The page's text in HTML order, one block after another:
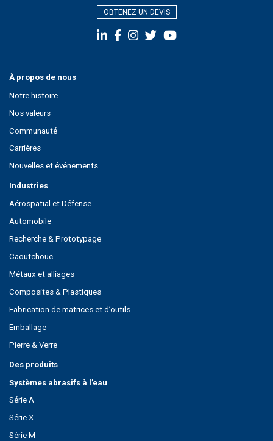
OBTENEZ UN DEVIS
À propos de nous
Notre histoire
Nos valeurs
Communauté
Carrières
Nouvelles et événements
Industries
Aérospatial et Défense
Automobile
Recherche & Prototypage
Caoutchouc
Métaux et alliages
Composites & Plastiques
Fabrication de matrices et d’outils
Emballage
Pierre & Verre
Des produits
Systèmes abrasifs à l’eau
Série A
Série X
Série M